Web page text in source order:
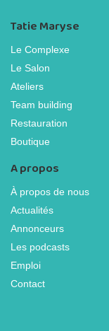
Tatie Maryse
Le Complexe
Le Salon
Ateliers
Team building
Restauration
Boutique
A propos
À propos de nous
Actualités
Annonceurs
Les podcasts
Emploi
Contact